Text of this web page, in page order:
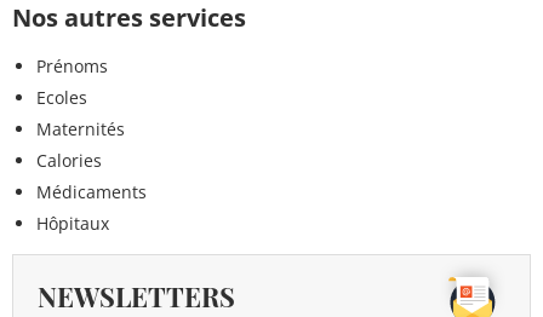
Nos autres services
Prénoms
Ecoles
Maternités
Calories
Médicaments
Hôpitaux
NEWSLETTERS